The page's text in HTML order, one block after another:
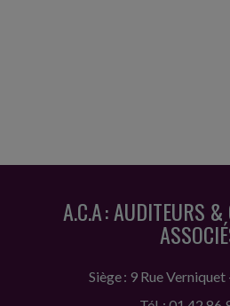
A.C.A : AUDITEURS
Siège : 9 Rue